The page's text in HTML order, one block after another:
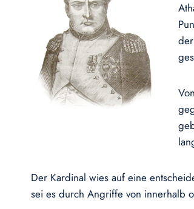
der
Der Kardinal wies auf eine
sei es durch Angriffe von innerhalb